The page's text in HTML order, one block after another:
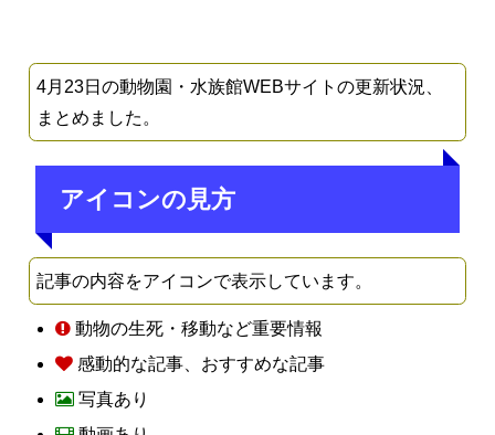
4月23日の動物園・水族館WEBサイトの更新状況、
まとめました。
アイコンの見方
記事の内容をアイコンで表示しています。
動物の生死・移動など重要情報
感動的な記事、おすすめな記事
写真あり